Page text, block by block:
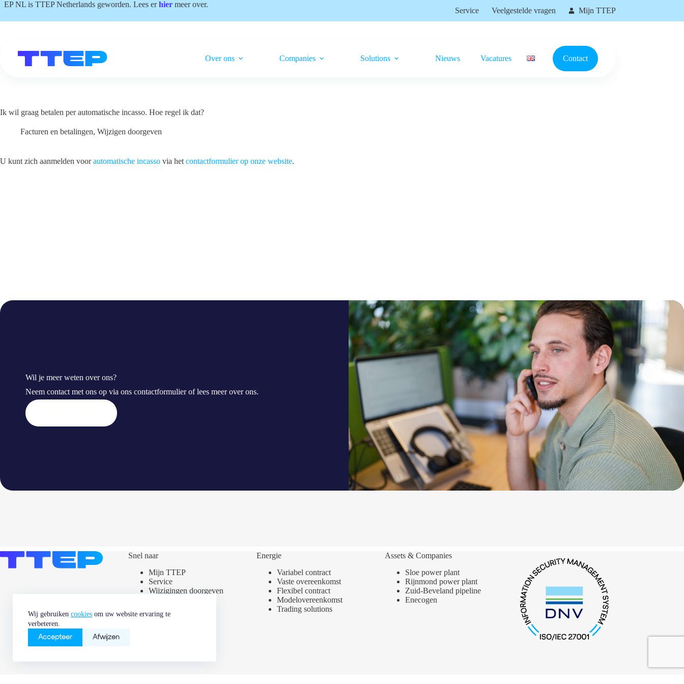
Ga
de
Wij gebruiken cookies om uw website ervaring te
verbeteren.
Accepteer Afwijzen
EP NL is TTEP Netherlands geworden. Lees erhier meer over.
Service Veelgestelde vragen Mijn TTEP
Over ons Companies Solutions Nieuws Vacatures Contact
Ik wil graag betalen per automatische incasso. Hoe regel ik dat?
Facturen en betalingen, Wijzigen doorgeven
U kunt zich aanmelden voorautomatische incasso via het contactformulier op onze website.
Wil je meer weten over ons?
Neem contact met ons op via ons contactformulier of lees meerover ons.
Snel naar
Mijn TTEP
Service
Wijzigingen doorgeven
Nieuws &
Energie
Variabel contract
Vaste overeenkomst
Flexibel contract
Modelovereenkomst
Trading solutions
Assets & Companies
Sloe power plant
Rijnmond power plant
Zuid-Beveland pipeline
Enecogen